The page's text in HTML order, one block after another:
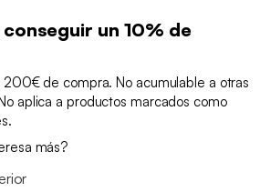
un 10% de
de compra. No acumulable a otras
aplica a productos marcados como
más?